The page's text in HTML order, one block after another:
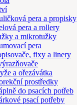
pera a propisky
pera a rollery
a mikrotužky
pera
fixy a linery
a ořezávátka
prostředky
do psacích potřeb
psací potřeby